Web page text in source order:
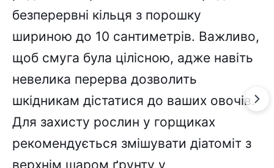
безперервні кільця з порошку
шириною до 10 сантиметрів. Важливо,
щоб смуга була цілісною, адже навіть
невелика перерва дозволить
шкідникам дістатися до ваших овочів.
Для захисту рослин у горщиках
рекомендується змішувати діатоміт з
верхнім шаром ґрунту у